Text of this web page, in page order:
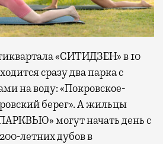
«СИТИДЗЕН» в 10
сразу два парка с
на воду: «Покровское-
берег». А жильцы
могут начать день с
летних дубов в